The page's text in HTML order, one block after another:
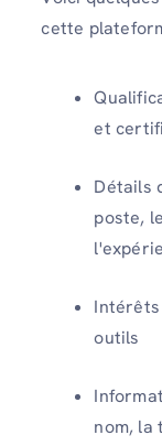
cette
et
Détails
poste,
Intérêts
outils
nom, la